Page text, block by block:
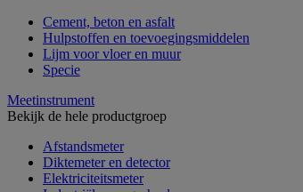
Cement, beton en asfalt
Hulpstoffen en toevoegingsmiddelen
Lijm voor vloer en muur
Specie
Meetinstrument
Bekijk de hele productgroep
Afstandsmeter
Diktemeter en detector
Elektriciteitsmeter